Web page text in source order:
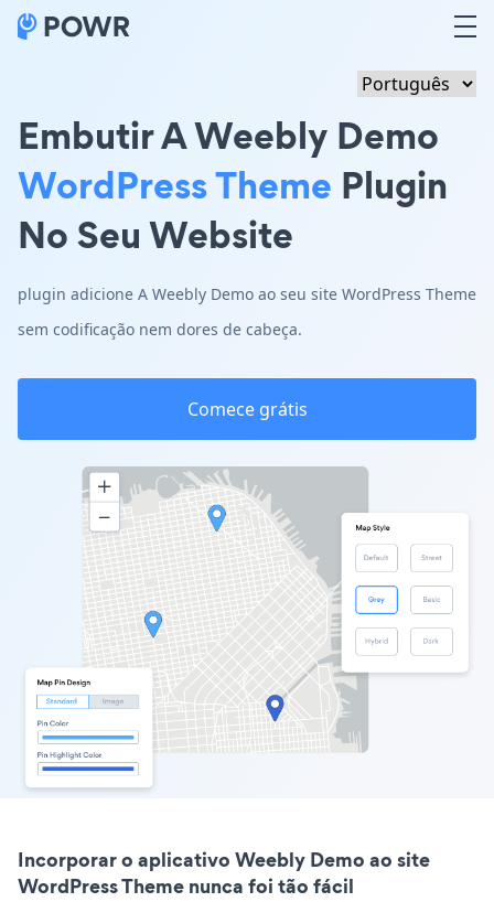
Embutir A Weebly Demo
WordPress Theme Plugin
No Seu Website
plugin adicione A Weebly Demo ao seu site WordPress Theme
sem codificação nem dores de cabeça.
Comece grátis
Incorporar o aplicativo Weebly Demo ao site
WordPress Theme nunca foi tão fácil